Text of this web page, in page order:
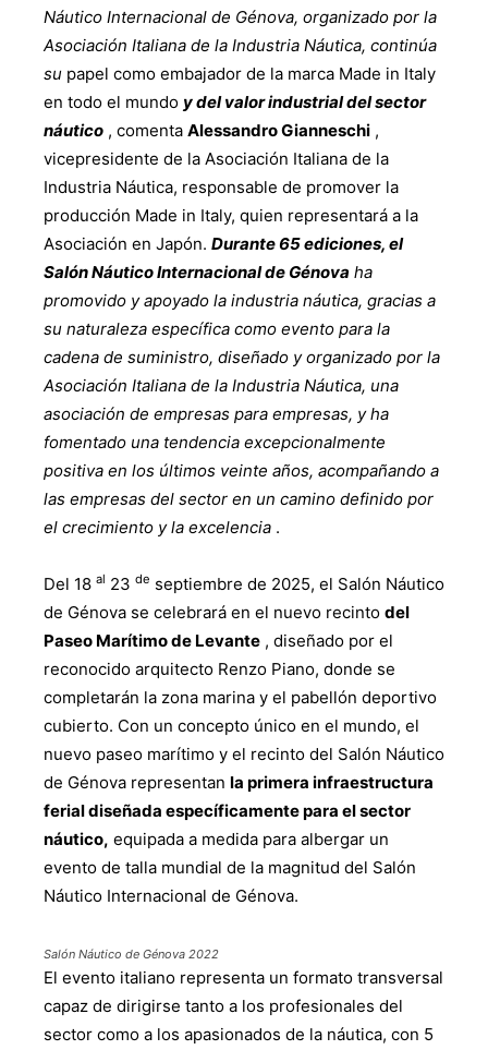
Náutico Internacional de Génova, organizado por la
Asociación Italiana de la Industria Náutica, continúa
su papel como embajador de la marca Made in Italy
en todo el mundo y del valor industrial del sector
náutico , comenta Alessandro Gianneschi ,
vicepresidente de la Asociación Italiana de la
Industria Náutica, responsable de promover la
producción Made in Italy, quien representará a la
Asociación en Japón. Durante 65 ediciones, el
Salón Náutico Internacional de Génova ha
promovido y apoyado la industria náutica, gracias a
su naturaleza específica como evento para la
cadena de suministro, diseñado y organizado por la
Asociación Italiana de la Industria Náutica, una
asociación de empresas para empresas, y ha
fomentado una tendencia excepcionalmente
positiva en los últimos veinte años, acompañando a
las empresas del sector en un camino definido por
el crecimiento y la excelencia .
Del 18 al 23 de septiembre de 2025, el Salón Náutico
de Génova se celebrará en el nuevo recinto del
Paseo Marítimo de Levante , diseñado por el
reconocido arquitecto Renzo Piano, donde se
completarán la zona marina y el pabellón deportivo
cubierto. Con un concepto único en el mundo, el
nuevo paseo marítimo y el recinto del Salón Náutico
de Génova representan la primera infraestructura
ferial diseñada específicamente para el sector
náutico, equipada a medida para albergar un
evento de talla mundial de la magnitud del Salón
Náutico Internacional de Génova.
Salón Náutico de Génova 2022
El evento italiano representa un formato transversal
capaz de dirigirse tanto a los profesionales del
sector como a los apasionados de la náutica, con 5